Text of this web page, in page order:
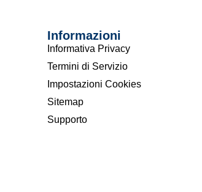
Informazioni
Informativa Privacy
Termini di Servizio
Impostazioni Cookies
Sitemap
Supporto